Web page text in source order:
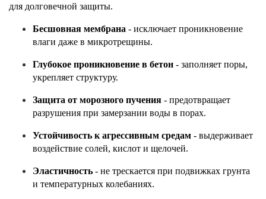
для долговечной защиты.
Бесшовная мембрана - исключает проникновение
влаги даже в микротрещины.
Глубокое проникновение в бетон - заполняет поры,
укрепляет структуру.
Защита от морозного пучения - предотвращает
разрушения при замерзании воды в порах.
Устойчивость к агрессивным средам - выдерживает
воздействие солей, кислот и щелочей.
Эластичность - не трескается при подвижках грунта
и температурных колебаниях.